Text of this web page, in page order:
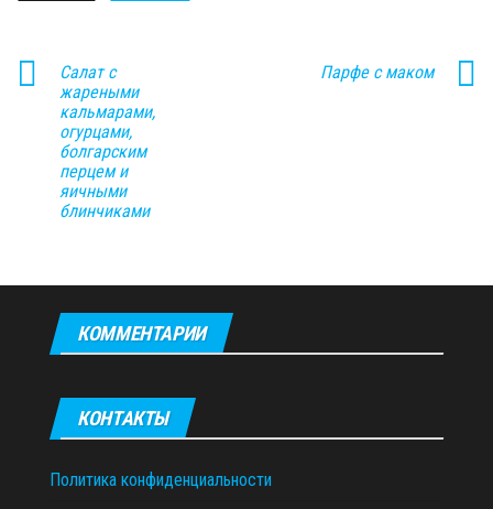
Салат с
жареными
кальмарами,
огурцами,
болгарским
перцем и
яичными
блинчиками
Парфе с маком
КОММЕНТАРИИ
КОНТАКТЫ
Политика конфиденциальности